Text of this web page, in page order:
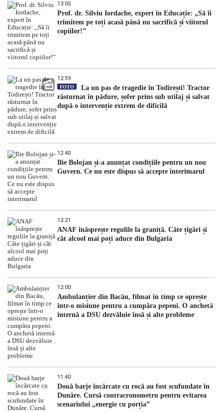
13:05
Prof. dr. Silviu Iordache, expert în Educație: „Să îi
trimitem pe toți acasă până nu sacrifică și viitorul
copiilor!”
12:59
FOTO
La un pas de tragedie în Todirești! Tractor
răsturnat în pădure, șofer prins sub utilaj și salvat
după o intervenție extrem de dificilă
12:40
Ilie Bolojan și-a anunțat condițiile pentru un nou
Guvern. Ce nu este dispus să accepte interimarul
12:21
ANAF înăsprește regulile la graniță. Câte țigări și
cât alcool mai poți aduce din Bulgaria
12:00
Ambulanțier din Bacău, filmat în timp ce oprește
într-o misiune pentru a cumpăra pepeni. O anchetă
internă a DSU dezvăluie însă și alte probleme
11:40
Două barje încărcate cu rocă au fost scufundate în
Dunăre. Cursă contracronometru pentru evitarea
scenariului „energie cu porția”